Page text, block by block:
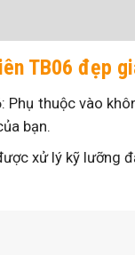
TB06 đẹp
Phụ thuộc vào
bạn.
xử lý kỹ lưỡng